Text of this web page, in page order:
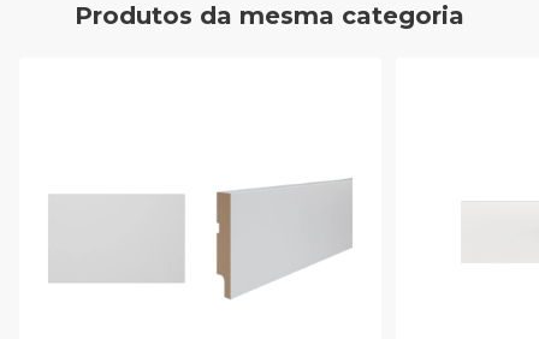
Produtos da mesma categoria